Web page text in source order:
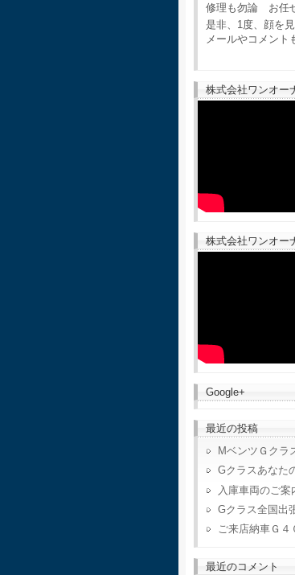
修理も勿論 お任
是非、1度、顔を
メールやコメント
株式会社ワンオ
株式会社ワンオ
Google+
最近の投稿
MベンツＧクラ
Gクラスあなた
入庫車両のご
Gクラス全国出
ご来店納車Ｇ４
最近のコメント